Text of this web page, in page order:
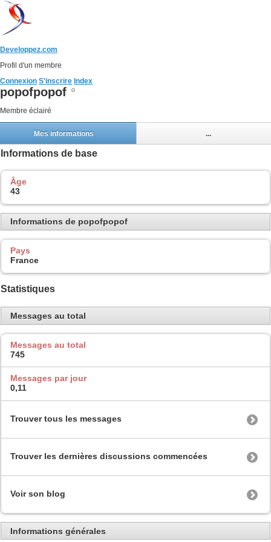
Developpez.com
Profil d'un membre
Connexion S'inscrire Index
popofpopof
Membre éclairé
Mes informations ...
Informations de base
Âge
43
Informations de popofpopof
Pays
France
Statistiques
Messages au total
Messages au total
745
Messages par jour
0,11
Trouver tous les messages
Trouver les dernières discussions commencées
Voir son blog
Informations générales